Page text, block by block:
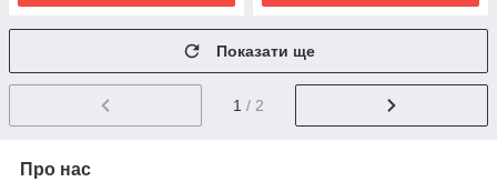
Показати ще
1 / 2
Про нас